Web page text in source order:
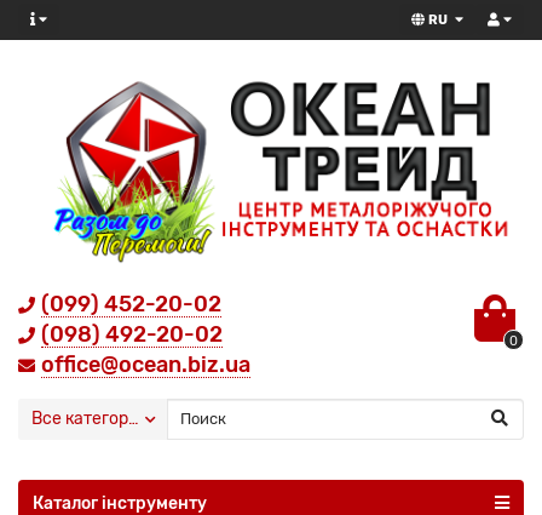
RU
(099) 452-20-02
(098) 492-20-02
office@ocean.biz.ua
0
Все категории
Каталог інструменту